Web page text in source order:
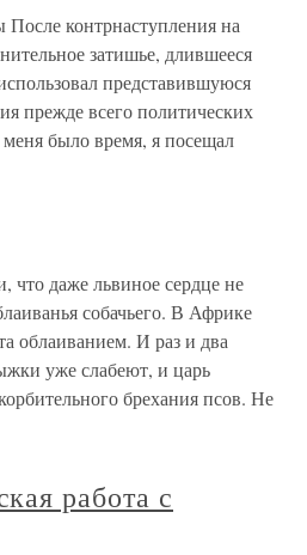
контрнаступления на
затишье, длившееся
представившуюся
прежде всего политических
было время, я посещал
даже львиное сердце не
собачьего. В Африке
облаиванием. И раз и два
уже слабеют, и царь
брехания псов. Не
работа с